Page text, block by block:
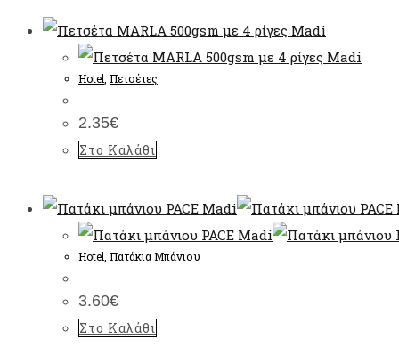
Hotel Πετσέτες
2.35€
Στο Καλάθι
Hotel Πατάκια Μπάνιου
3.60€
Στο Καλάθι